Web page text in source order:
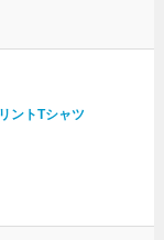
ントTシャツ